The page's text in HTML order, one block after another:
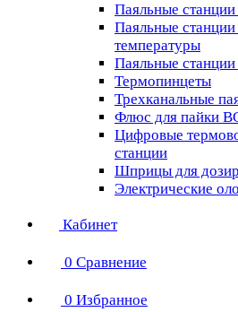
Паяльные
Паяльные станции
температуры
Паяльные
Термопинцеты
Трехканальные
Флюс для пайки
Цифровые
станции
Шприцы для
Электрические
Кабинет
0 Сравнение
0 Избранное